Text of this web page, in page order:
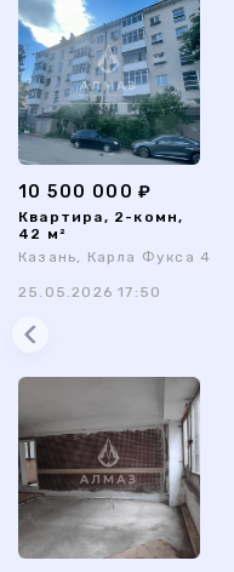
10 500 000 ₽
Квартира, 2-комн,
42 м²
Казань, Карла Фукса 4
25.05.2026 17:50